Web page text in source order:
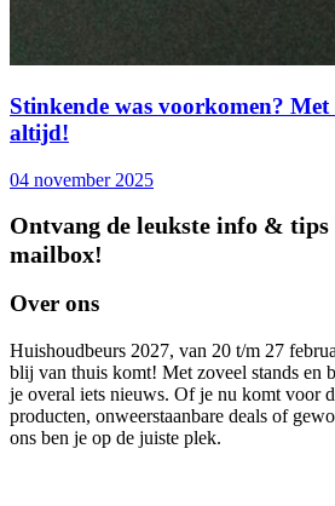
Stinkende was voorkomen?
altijd!
04 november 2025
Ontvang de leukste info &
mailbox!
Over ons
Huishoudbeurs 2027, van 20 t/m 27
blij van thuis komt! Met zoveel stands en
je overal iets nieuws. Of je nu komt voor
producten, onweerstaanbare deals of
ons ben je op de juiste plek.